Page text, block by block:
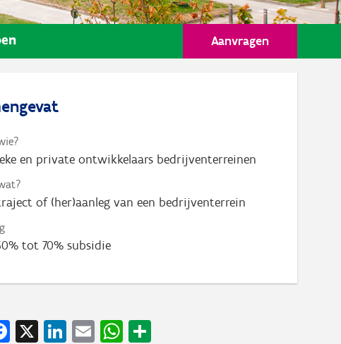
Aanvragen
en private ontwikkelaars bedrijventerreinen
of (her)aanleg van een bedrijventerrein
tot 70% subsidie
Facebook
X LinkedIn
EmailWhatsApp